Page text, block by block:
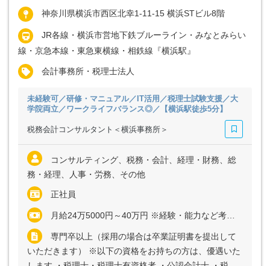
神奈川県横浜市西区北幸1-11-15 横浜STビル8階
JR各線・横浜市営地下鉄ブルーライン・みなとみらい
線・京急本線・東急東横線・相鉄線『横浜駅』
会計事務所・税理士法人
未経験可／研修・マニュアル／IT活用／税理士試験支援／大
学院両立／ワークライフバランス◎／【横浜駅徒歩5分】
税務会計コンサルタント＜横浜事務所＞
コンサルティング、税務・会計、経理・財務、総
務・経理、人事・労務、その他
正社員
月給24万5000円～40万円 ※経験・能力など考慮の上、決定いたします ※上記に固定残業代（月20時間分＝3万2000円～5万2000円）を含む ※超過分は別途全額支給
専門卒以上（採用の場合は卒業証明書を提出して
いただきます） ※以下の資格をお持ちの方は、優遇いた